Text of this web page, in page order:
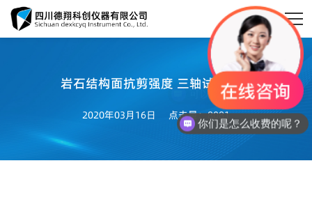

岩石结构面抗剪强度 三轴试验方法
2020年03月16日 点击量：8081
你们是怎么收费的呢？